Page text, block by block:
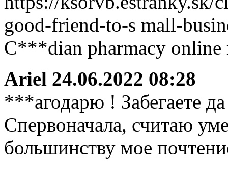
good-friend-to-s mall-
C***dian pharmacy online
Ariel 24.06.2022 08:28
***агодарю ! Забегаете
Спервоначала, считаю
большинству мое